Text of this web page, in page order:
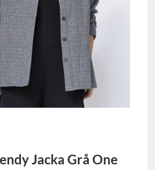
Jacka Grå One